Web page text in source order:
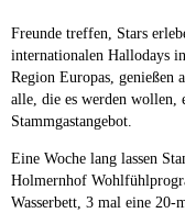
Freunde treffen, Stars
internationalen Hallodays
Region Europas, genießen
alle, die es werden wollen,
Stammgastangebot.
Eine Woche lang lassen
Holmernhof
Wasserbett, 3 mal eine 20-